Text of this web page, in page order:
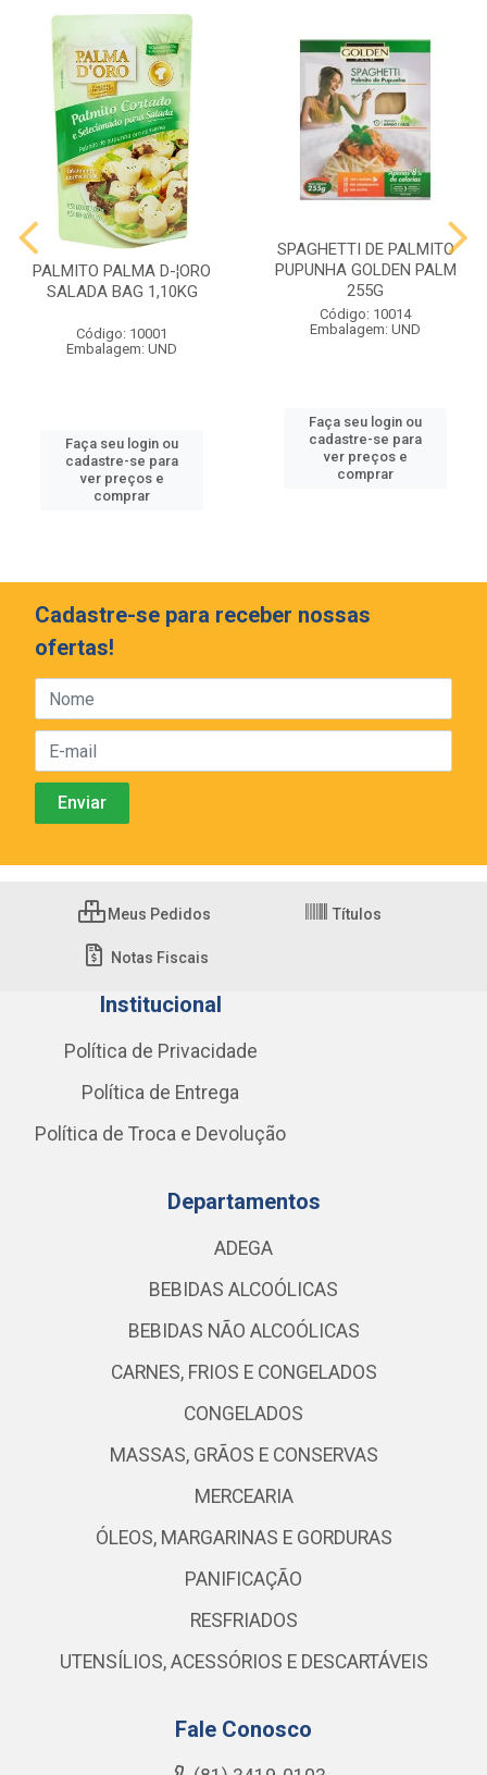
PALMITO PALMA D-¦ORO
SALADA BAG 1,10KG
Código: 10001
Embalagem: UND
Faça seu login ou
cadastre-se para
ver preços e
comprar
SPAGHETTI DE PALMITO
PUPUNHA GOLDEN PALM
255G
Código: 10014
Embalagem: UND
Faça seu login ou
cadastre-se para
ver preços e
comprar
Cadastre-se para receber nossas
ofertas!
Meus Pedidos Títulos
Notas Fiscais
Institucional
Política de Privacidade
Política de Entrega
Política de Troca e Devolução
Departamentos
ADEGA
BEBIDAS ALCOÓLICAS
BEBIDAS NÃO ALCOÓLICAS
CARNES, FRIOS E CONGELADOS
CONGELADOS
MASSAS, GRÃOS E CONSERVAS
MERCEARIA
ÓLEOS, MARGARINAS E GORDURAS
PANIFICAÇÃO
RESFRIADOS
UTENSÍLIOS, ACESSÓRIOS E DESCARTÁVEIS
Fale Conosco